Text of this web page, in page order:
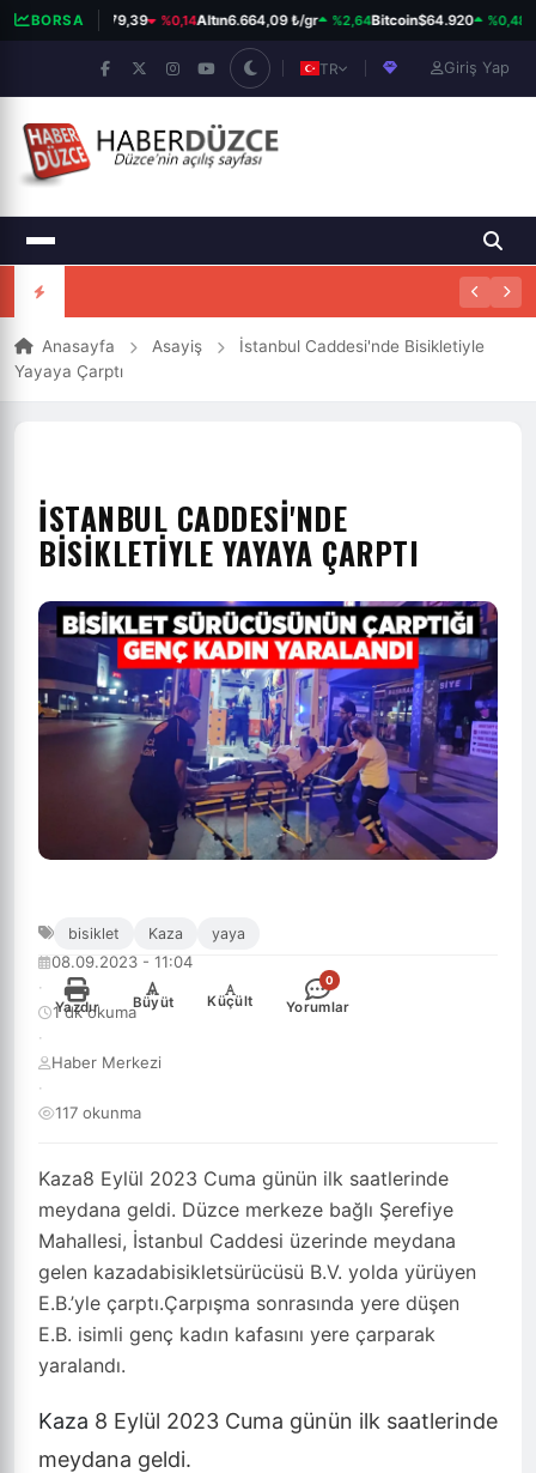
BORSA
BIST 10013.779,39 %0,14Altın6.664,09 ₺/gr %2,64Bitcoin$64.920 %0,48
TR Giriş Yap
Anasayfa Asayiş
İstanbul Caddesi'nde Bisikletiyle
Yayaya Çarptı
İSTANBUL CADDESI'NDE
BISIKLETIYLE YAYAYA ÇARPTI
Kaza8 Eylül 2023 Cuma günün ilk saatlerinde
meydana geldi. Düzce merkeze bağlı Şerefiye
Mahallesi, İstanbul Caddesi üzerinde meydana
gelen kazadabisikletsürücüsü B.V. yolda yürüyen
E.B.’yle çarptı.Çarpışma sonrasında yere düşen
E.B. isimli genç kadın kafasını yere çarparak
yaralandı.
08.09.2023 - 11:04
·
1 dk okuma
·
Haber Merkezi
·
117 okunma
Yazdır
+
Büyüt
-
Küçült
0
Yorumlar
Kaza 8 Eylül 2023 Cuma günün ilk saatlerinde
meydana geldi.
bisiklet Kaza yaya